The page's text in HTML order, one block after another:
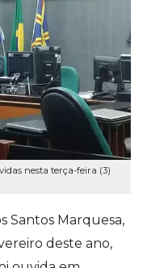
nesta terça-feira (3)
Santos Marquesa,
deste ano,